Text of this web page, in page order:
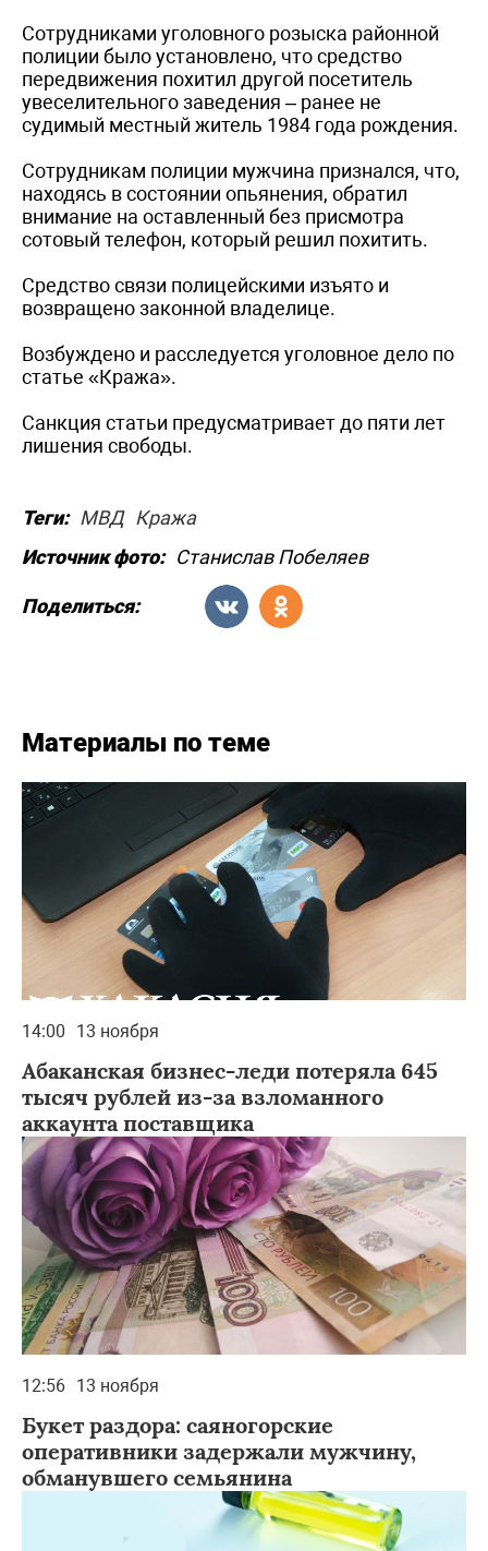
Сотрудниками уголовного розыска районной
полиции было установлено, что средство
передвижения похитил другой посетитель
увеселительного заведения – ранее не
судимый местный житель 1984 года рождения.
Сотрудникам полиции мужчина признался, что,
находясь в состоянии опьянения, обратил
внимание на оставленный без присмотра
сотовый телефон, который решил похитить.
Средство связи полицейскими изъято и
возвращено законной владелице.
Возбуждено и расследуется уголовное дело по
статье «Кража».
Санкция статьи предусматривает до пяти лет
лишения свободы.
Теги: МВД Кража
Источник фото: Станислав Побеляев
Поделиться:
Материалы по теме
14:00 13 ноября
Абаканская бизнес-леди потеряла 645
тысяч рублей из-за взломанного
аккаунта поставщика
12:56 13 ноября
Букет раздора: саяногорские
оперативники задержали мужчину,
обманувшего семьянина